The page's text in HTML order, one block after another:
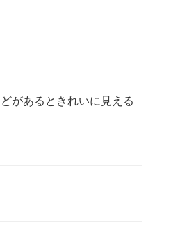
があるときれいに見える